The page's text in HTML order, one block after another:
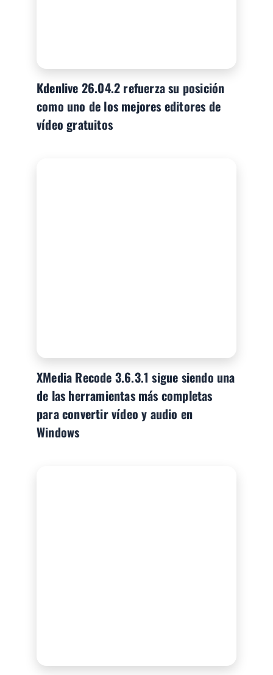
Kdenlive 26.04.2 refuerza su posición
como uno de los mejores editores de
vídeo gratuitos
XMedia Recode 3.6.3.1 sigue siendo una
de las herramientas más completas
para convertir vídeo y audio en
Windows